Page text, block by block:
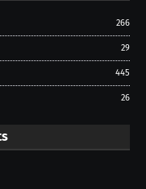
266
29
445
26